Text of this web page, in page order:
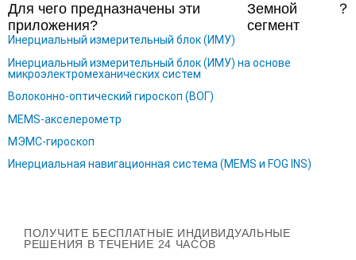
Для чего предназначены эти
приложения?
Земной
сегмент
？
Инерциальный измерительный блок (ИМУ)
Инерциальный измерительный блок (ИМУ) на основе
микроэлектромеханических систем
Волоконно-оптический гироскоп (ВОГ)
MEMS-акселерометр
МЭМС-гироскоп
Инерциальная навигационная система (MEMS и FOG INS)
ПОЛУЧИТЕ БЕСПЛАТНЫЕ ИНДИВИДУАЛЬНЫЕ
РЕШЕНИЯ В ТЕЧЕНИЕ 24 ЧАСОВ